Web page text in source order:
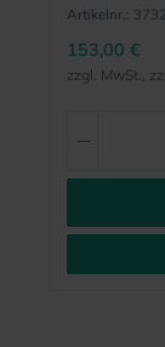
Artikelnr.:
153,00 €
zzgl. MwSt.,